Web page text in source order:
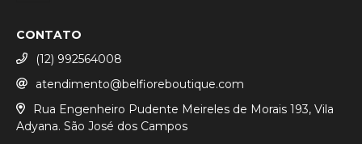
CONTATO
(12) 992564008
atendimento@belfioreboutique.com
Rua Engenheiro Pudente Meireles de Morais 193, Vila
Adyana. São José dos Campos